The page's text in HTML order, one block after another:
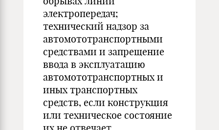
электропередач;
технический над­зор за
автомототранспортными
средствами и запрещение
ввода в эксплуатацию
автомототранспортныхи
иных транспортных
средств, если конструкция
или техническое состояние